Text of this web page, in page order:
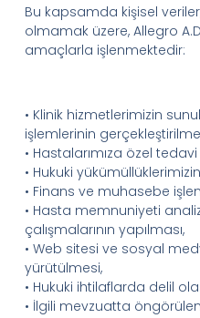
Bu kapsamda kişisel
olmamak üzere, Allegro
amaçlarla işlenmektedir:
• Klinik hizmetlerimizin
işlemlerinin
• Hastalarımıza özel tedavi
• Hukuki yükümüllüklerimizin
• Finans ve muhasebe
• Hasta memnuniyeti
çalışmalarının yapılması,
• Web sitesi ve sosyal
yürütülmesi,
• Hukuki ihtilaflarda delil
• İlgili mevzuatta